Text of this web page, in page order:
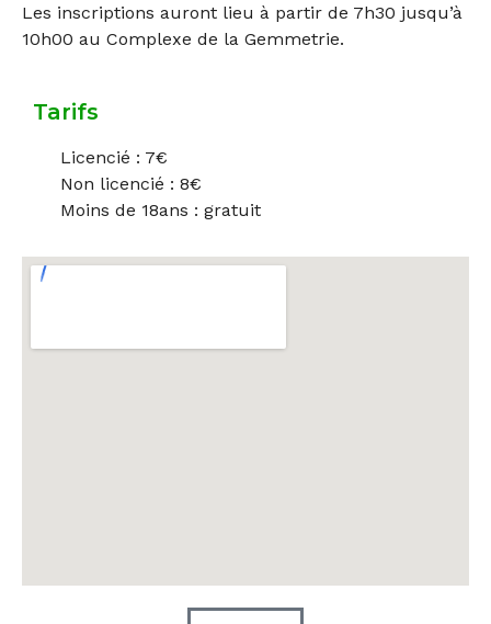
Les inscriptions auront lieu à partir de 7h30 jusqu’à
10h00 au Complexe de la Gemmetrie.
Tarifs
Licencié : 7€
Non licencié : 8€
Moins de 18ans : gratuit